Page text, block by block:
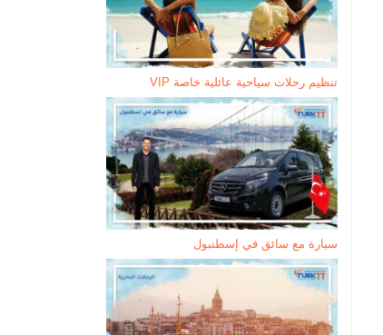
تنظيم رحلات سياحية عائلية خاصة VIP
سيارة مع سائق في إسطنبول